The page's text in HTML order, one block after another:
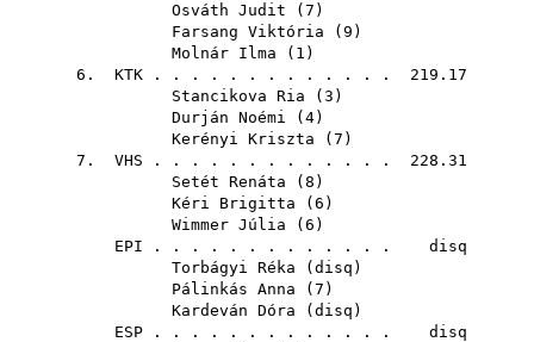
Osváth Judit ( 7 )
Farsang Viktória ( 9 )
Molnár Ilma ( 1 )
6. KTK . . . . . . . . . . . . . 219.17
Stancikova Ria ( 3 )
Durján Noémi ( 4)
Kerényi Kriszta ( 7 )
7. VHS . . . . . . . . . . . . . 228.31
Setét Renáta ( 8 )
Kéri Brigitta ( 6 )
Wimmer Júlia ( 6 )
EPI . . . . . . . . . . . . . disq
Torbágyi Réka ( disq )
Pálinkás Anna ( 7 )
Kardeván Dóra ( disq )
ESP . . . . . . . . . . . . . disq